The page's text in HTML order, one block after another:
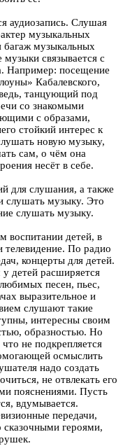
аудиозапись. Слушая
музыкальных
багаж музыкальных
связывается с
Например: посещение
Кабалевского,
танцующий под
со знакомыми
с образами,
стойкий интерес к
новую музыку,
сам, о чём она
несёт в себе.
для слушания, а также
слушать музыку. Это
слушать музыку.
воспитании детей, в
По радио
концерты для детей.
у детей расширяется
песен, пьес,
выразительное и
слушают такие
интересны своим
образностью. Но
не подкрепляется
осмыслить
надо создать
не отвлекать его
пояснениями. Пусть
вдумывается.
передачи,
сказочными героями,